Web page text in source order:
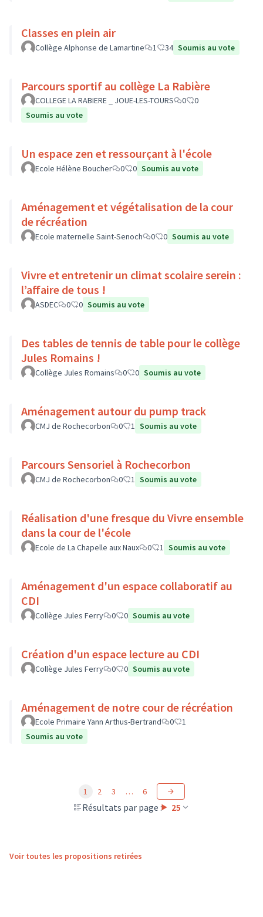
Classes en plein air
Collège Alphonse de Lamartine 1 34 Soumis au vote
Parcours sportif au collège La Rabière
COLLEGE LA RABIERE _ JOUE-LES-TOURS 0
0
Soumis au vote
Un espace zen et ressourçant à l'école
Ecole Hélène Boucher 0 0 Soumis au vote
Aménagement et végétalisation de la cour
de récréation
Ecole maternelle Saint-Senoch 0 0 Soumis au vote
Vivre et entretenir un climat scolaire serein :
l’affaire de tous !
ASDEC 0 0 Soumis au vote
Des tables de tennis de table pour le collège
Jules Romains !
Collège Jules Romains 0 0 Soumis au vote
Aménagement autour du pump track
CMJ de Rochecorbon 0 1 Soumis au vote
Parcours Sensoriel à Rochecorbon
CMJ de Rochecorbon 0 1 Soumis au vote
Réalisation d'une fresque du Vivre ensemble
dans la cour de l'école
Ecole de La Chapelle aux Naux 0 1 Soumis au vote
Aménagement d'un espace collaboratif au
CDI
Collège Jules Ferry 0 0 Soumis au vote
Création d'un espace lecture au CDI
Collège Jules Ferry 0 0 Soumis au vote
Aménagement de notre cour de récréation
Ecole Primaire Yann Arthus-Bertrand 0
1
Soumis au vote
Résultats par page : 25
1 2 3 … 6
Voir toutes les propositions retirées